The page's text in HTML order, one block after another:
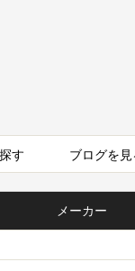
す ブログを見
メーカー